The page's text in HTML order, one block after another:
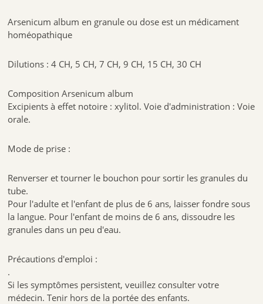
Arsenicum album en granule ou dose est un médicament
homéopathique
Dilutions : 4 CH, 5 CH, 7 CH, 9 CH, 15 CH, 30 CH
Composition Arsenicum album
Excipients à effet notoire : xylitol. Voie d'administration : Voie
orale.
Mode de prise :
Renverser et tourner le bouchon pour sortir les granules du
tube.
Pour l'adulte et l'enfant de plus de 6 ans, laisser fondre sous
la langue. Pour l'enfant de moins de 6 ans, dissoudre les
granules dans un peu d'eau.
Précautions d'emploi :
.
Si les symptômes persistent, veuillez consulter votre
médecin. Tenir hors de la portée des enfants.